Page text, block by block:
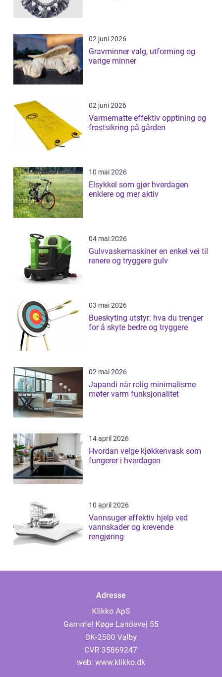
02 juni 2026
Gravminner valg, utforming og
varige minner
02 juni 2026
Varmematte effektiv opptining og
frostsikring på gården
10 mai 2026
Elsykkel som gjør hverdagen
enklere og mer aktiv
04 mai 2026
Gulvvaskemaskiner en enkel vei til
renere og tryggere gulv
03 mai 2026
Bueskyting utstyr: hva du trenger
for å skyte bedre og tryggere
02 mai 2026
Japandi når rolig minimalisme
møter varm funksjonalitet
14 april 2026
Hvordan velge kjøkkenvask som
fungerer i hverdagen
10 april 2026
Vannsuger effektiv hjelp ved
vannskader og krevende
rengjøring
Adresse
web: www.klikko.dk